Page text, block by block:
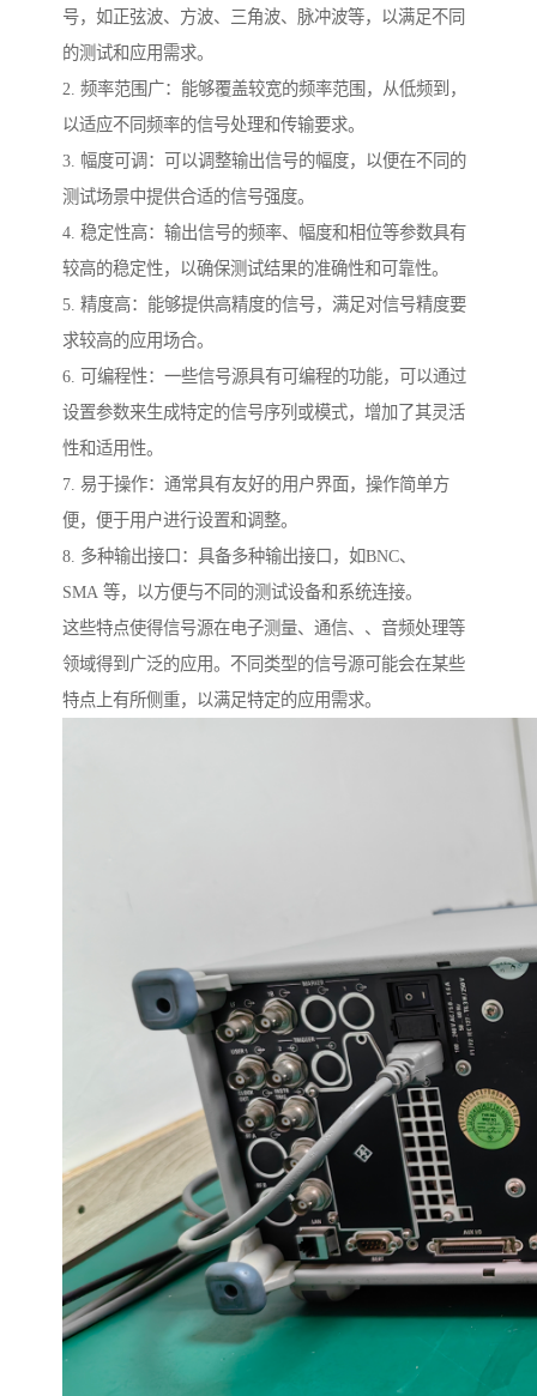
号，如正弦波、方波、三角波、脉冲波等，以满足不同
的测试和应用需求。
2. 频率范围广：能够覆盖较宽的频率范围，从低频到，
以适应不同频率的信号处理和传输要求。
3. 幅度可调：可以调整输出信号的幅度，以便在不同的
测试场景中提供合适的信号强度。
4. 稳定性高：输出信号的频率、幅度和相位等参数具有
较高的稳定性，以确保测试结果的准确性和可靠性。
5. 精度高：能够提供高精度的信号，满足对信号精度要
求较高的应用场合。
6. 可编程性：一些信号源具有可编程的功能，可以通过
设置参数来生成特定的信号序列或模式，增加了其灵活
性和适用性。
7. 易于操作：通常具有友好的用户界面，操作简单方
便，便于用户进行设置和调整。
8. 多种输出接口：具备多种输出接口，如BNC、
SMA 等，以方便与不同的测试设备和系统连接。
这些特点使得信号源在电子测量、通信、、音频处理等
领域得到广泛的应用。不同类型的信号源可能会在某些
特点上有所侧重，以满足特定的应用需求。